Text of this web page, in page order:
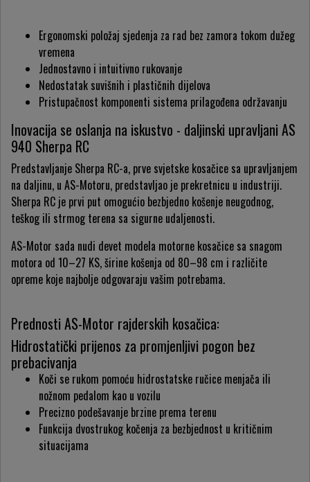
Ergonomski položaj sjedenja za rad bez zamora tokom dužeg
vremena
Jednostavno i intuitivno rukovanje
Nedostatak suvišnih i plastičnih dijelova
Pristupačnost komponenti sistema prilagođena održavanju
Inovacija se oslanja na iskustvo - daljinski upravljani AS
940 Sherpa RC
Predstavljanje Sherpa RC-a, prve svjetske kosačice sa upravljanjem
na daljinu, u AS-Motoru, predstavljao je prekretnicu u industriji.
Sherpa RC je prvi put omogućio bezbjedno košenje neugodnog,
teškog ili strmog terena sa sigurne udaljenosti.
AS-Motor sada nudi devet modela motorne kosačice sa snagom
motora od 10–27 KS, širine košenja od 80–98 cm i različite
opreme koje najbolje odgovaraju vašim potrebama.
Prednosti AS-Motor rajderskih kosačica:
Hidrostatički prijenos za promjenljivi pogon bez
prebacivanja
Koči se rukom pomoću hidrostatske ručice menjača ili
nožnom pedalom kao u vozilu
Precizno podešavanje brzine prema terenu
Funkcija dvostrukog kočenja za bezbjednost u kritičnim
situacijama